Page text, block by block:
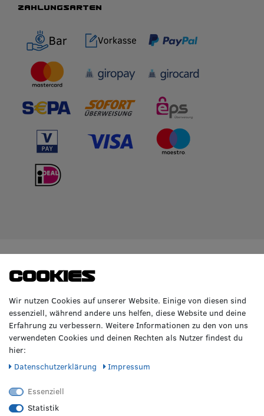
ZAHLUNGSARTEN
GERNE!
Heinrich-Hasemeier-Straße 36
49076 Osnabrück
Telefon: 0541 / 800 085 06
WhatsApp: 0541 / 800 085 06
Fax: 0541 / 40 99 084
BMW
Mercedes Benz
AMG
Audi
Sonstige Marken
Cookies
Wir nutzen Cookies auf unserer Website. Einige von diesen sind
essenziell, während andere uns helfen, diese Website und deine
Erfahrung zu verbessern. Weitere Informationen zu den von uns
verwendeten Cookies und deinen Rechten als Nutzer findest du
hier:
Daten­schutz­erklärung
Impressum
Essenziell
Statistik